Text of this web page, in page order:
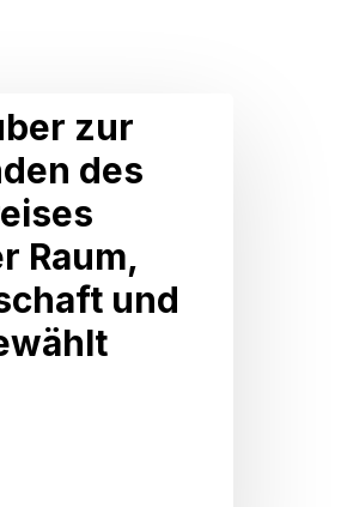
zur
des
Raum,
und